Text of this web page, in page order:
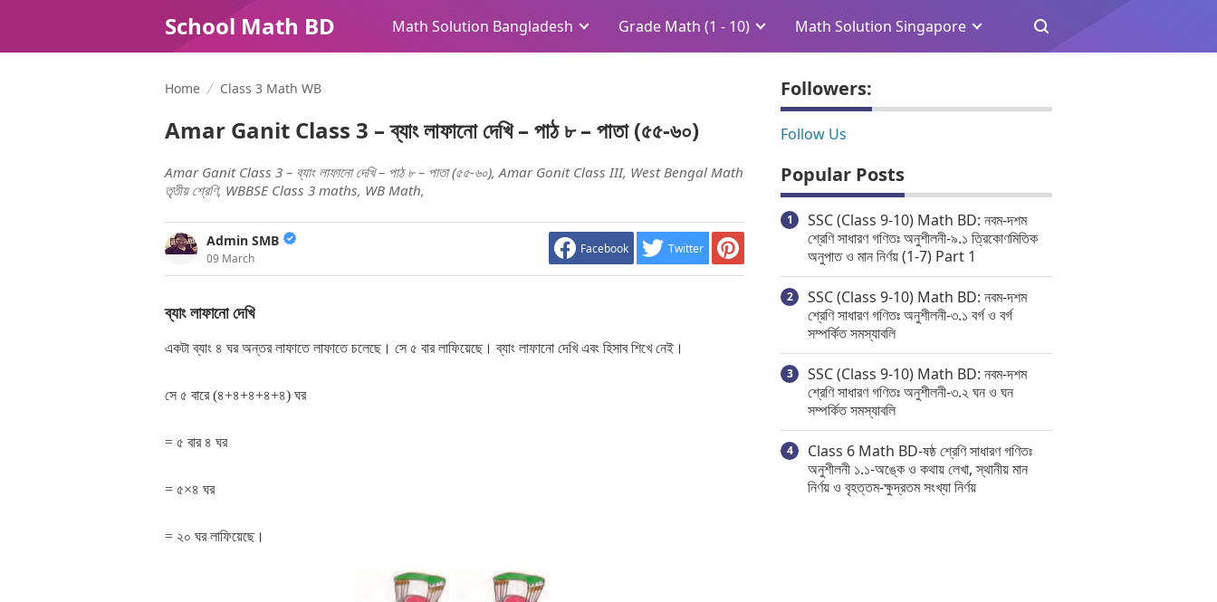
School Math BD Math Solution Bangladesh Grade Math (1 - 10) Math Solution Singapore
Home Class 3 Math WB
Amar Ganit Class 3 – ব্যাং লাফানো দেখি – পাঠ ৮ – পাতা (৫৫-৬০)
Amar Ganit Class 3 – ব্যাং লাফানো দেখি – পাঠ ৮ – পাতা (৫৫-৬০), Amar Gonit Class III, West Bengal Math
তৃতীয় শ্রেণি, WBBSE Class 3 maths, WB Math,
Admin SMB
09 March
Facebook Twitter
ব্যাং লাফানো দেখি
একটা ব্যাং ৪ ঘর অন্তর লাফাতে লাফাতে চলেছে। সে ৫ বার লাফিয়েছে। ব্যাং লাফানো দেখি এবং হিসাব শিখে নেই।
সে ৫ বারে (৪+৪+৪+৪+৪) ঘর
= ৫ বার ৪ ঘর
= ৫×৪ ঘর
= ২০ ঘর লাফিয়েছে।
Followers:
Follow Us
Popular Posts
SSC (Class 9-10) Math BD: নবম-দশম
শ্রেণি সাধারণ গণিতঃ অনুশীলনী-৯.১ ত্রিকোণমিতিক
অনুপাত ও মান নির্ণয় (1-7) Part 1
SSC (Class 9-10) Math BD: নবম-দশম
শ্রেণি সাধারণ গণিতঃ অনুশীলনী-৩.১ বর্গ ও বর্গ
সম্পর্কিত সমস্যাবলি
SSC (Class 9-10) Math BD: নবম-দশম
শ্রেণি সাধারণ গণিতঃ অনুশীলনী-৩.২ ঘন ও ঘন
সম্পর্কিত সমস্যাবলি
Class 6 Math BD-ষষ্ঠ শ্রেণি সাধারণ গণিতঃ
অনুশীলনী ১.১-অঙ্কে ও কথায় লেখা, স্থানীয় মান
নির্ণয় ও বৃহত্তম-ক্ষুদ্রতম সংখ্যা নির্ণয়